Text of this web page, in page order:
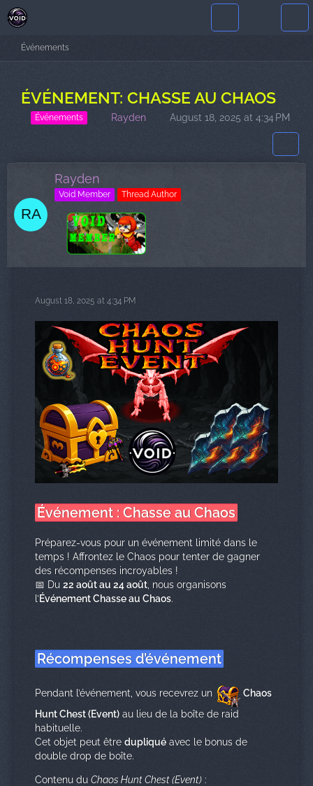
Événements
ÉVÉNEMENT: CHASSE AU CHAOS
Événements Rayden August 18, 2025 at 4:34 PM
Rayden
Void Member Thread Author
August 18, 2025 at 4:34 PM
Événement : Chasse au Chaos
Préparez-vous pour un événement limité dans le
temps ! Affrontez le Chaos pour tenter de gagner
des récompenses incroyables !
📅 Du 22 août au 24 août , nous organisons
l’Événement Chasse au Chaos.
Récompenses d’événement
Pendant l’événement, vous recevrez un
Chaos
Hunt Chest (Event) au lieu de la boîte de raid
habituelle.
Cet objet peut êtredupliquéavec le bonus de
double drop de boîte.
Contenu du Chaos Hunt Chest (Event) :